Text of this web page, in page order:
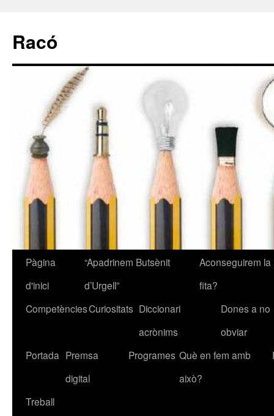
Racó
Vés
contingut
Pàgina
d'inici
“Apadrinem Butsènit
d’Urgell”
Aconseguirem la
fita?
CompetènciesCuriositats Diccionari
acrònims
Dones a no
obviar
Portada Premsa
digital
Programes Què en fem amb
això?
Treball